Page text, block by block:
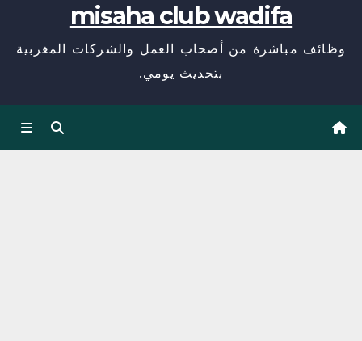
misaha club wadifa
وظائف مباشرة من أصحاب العمل والشركات المغربية
بتحديث يومي.